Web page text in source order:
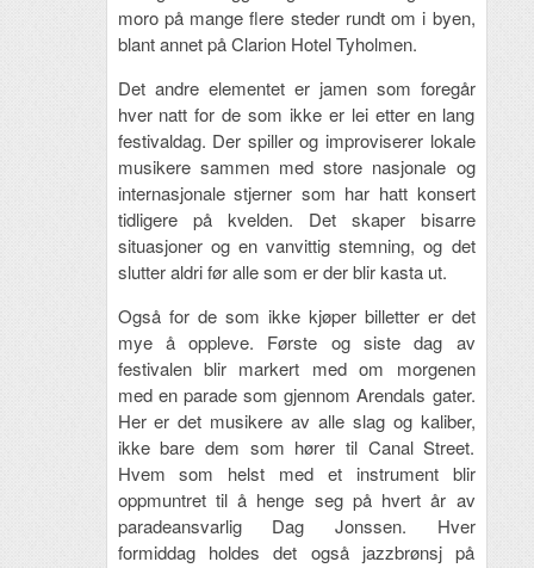
moro på mange flere steder rundt om i byen,
blant annet på Clarion Hotel Tyholmen.
Det andre elementet er jamen som foregår
hver natt for de som ikke er lei etter en lang
festivaldag. Der spiller og improviserer lokale
musikere sammen med store nasjonale og
internasjonale stjerner som har hatt konsert
tidligere på kvelden. Det skaper bisarre
situasjoner og en vanvittig stemning, og det
slutter aldri før alle som er der blir kasta ut.
Også for de som ikke kjøper billetter er det
mye å oppleve. Første og siste dag av
festivalen blir markert med om morgenen
med en parade som gjennom Arendals gater.
Her er det musikere av alle slag og kaliber,
ikke bare dem som hører til Canal Street.
Hvem som helst med et instrument blir
oppmuntret til å henge seg på hvert år av
paradeansvarlig Dag Jonssen. Hver
formiddag holdes det også jazzbrønsj på